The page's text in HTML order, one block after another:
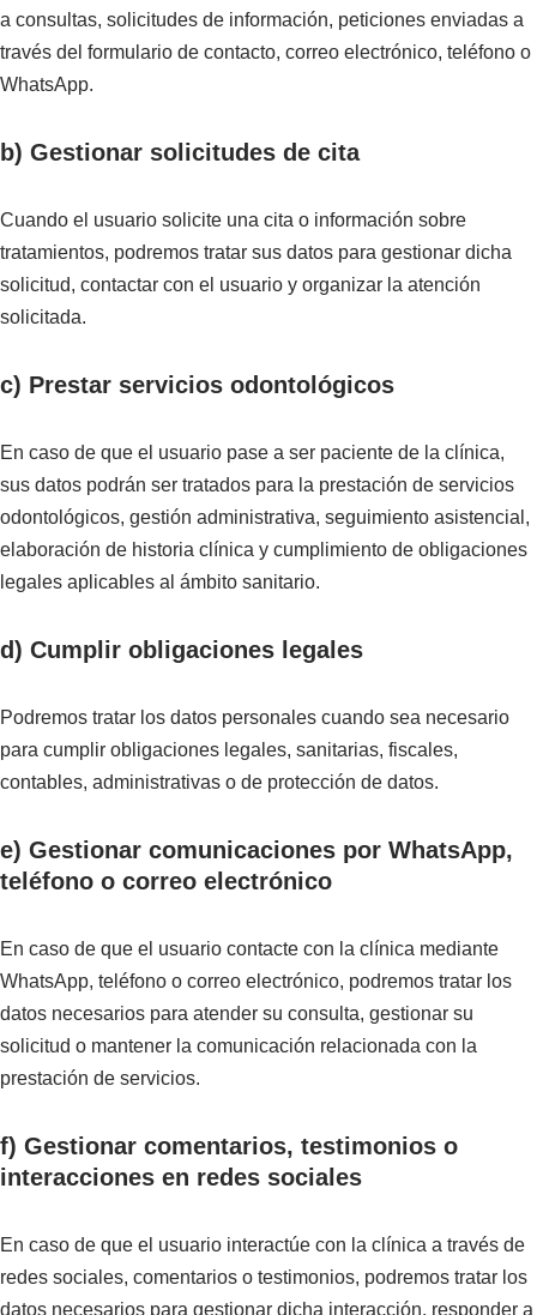
a consultas, solicitudes de información, peticiones enviadas a
través del formulario de contacto, correo electrónico, teléfono o
WhatsApp.
b) Gestionar solicitudes de cita
Cuando el usuario solicite una cita o información sobre
tratamientos, podremos tratar sus datos para gestionar dicha
solicitud, contactar con el usuario y organizar la atención
solicitada.
c) Prestar servicios odontológicos
En caso de que el usuario pase a ser paciente de la clínica,
sus datos podrán ser tratados para la prestación de servicios
odontológicos, gestión administrativa, seguimiento asistencial,
elaboración de historia clínica y cumplimiento de obligaciones
legales aplicables al ámbito sanitario.
d) Cumplir obligaciones legales
Podremos tratar los datos personales cuando sea necesario
para cumplir obligaciones legales, sanitarias, fiscales,
contables, administrativas o de protección de datos.
e) Gestionar comunicaciones por WhatsApp,
teléfono o correo electrónico
En caso de que el usuario contacte con la clínica mediante
WhatsApp, teléfono o correo electrónico, podremos tratar los
datos necesarios para atender su consulta, gestionar su
solicitud o mantener la comunicación relacionada con la
prestación de servicios.
f) Gestionar comentarios, testimonios o
interacciones en redes sociales
En caso de que el usuario interactúe con la clínica a través de
redes sociales, comentarios o testimonios, podremos tratar los
datos necesarios para gestionar dicha interacción, responder a